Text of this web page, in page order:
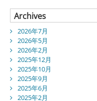
Archives
2026年7月
2026年5月
2026年2月
2025年12月
2025年10月
2025年9月
2025年6月
2025年2月